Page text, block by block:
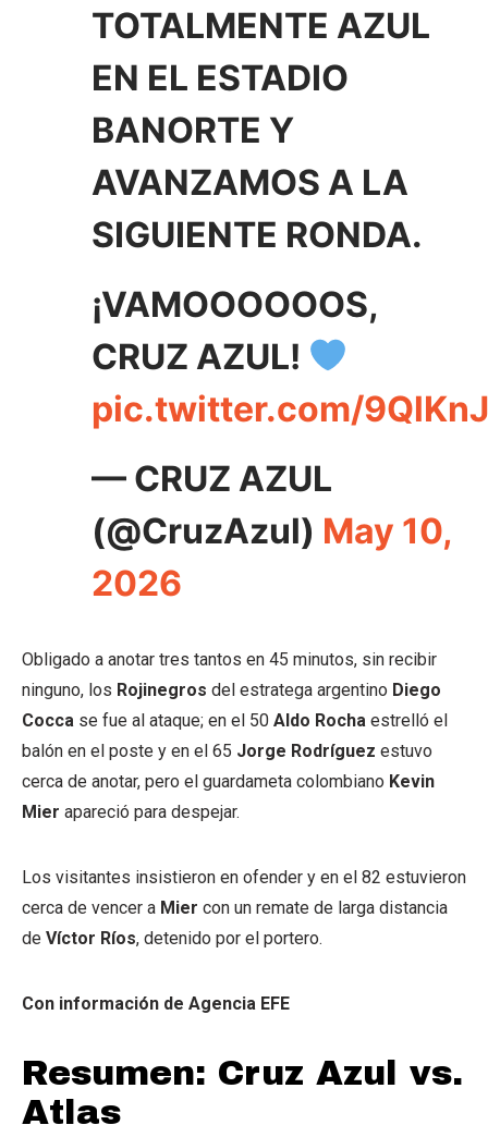
TOTALMENTE AZUL
EN EL ESTADIO
BANORTE Y
AVANZAMOS A LA
SIGUIENTE RONDA.
¡VAMOOOOOOS,
CRUZ AZUL!
pic.twitter.com/
— CRUZ AZUL
(@CruzAzul) May 10,
2026
Obligado a anotar tres tantos en 45 minutos, sin recibir
ninguno, los Rojinegros del estratega argentino Diego
Cocca se fue al ataque; en el 50 Aldo Rocha estrelló el
balón en el poste y en el 65 Jorge Rodríguez estuvo
cerca de anotar, pero el guardameta colombiano Kevin
Mier apareció para despejar.
Los visitantes insistieron en ofender y en el 82 estuvieron
cerca de vencer a Mier con un remate de larga distancia
de Víctor Ríos, detenido por el portero.
Con información de Agencia EFE
Resumen: Cruz Azul vs.
Atlas